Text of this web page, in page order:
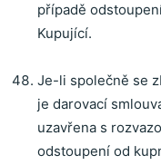
případě
Kupující.
Je-li společně se
je darovací
uzavřena s
odstoupení od